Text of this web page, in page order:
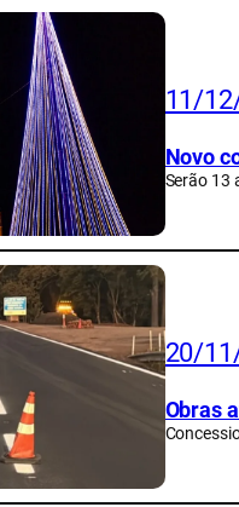
11/
Novo
Serão 13
20/
Obras